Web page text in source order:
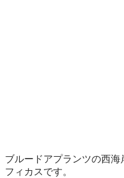
ブルードアプランツの西
フィカスです。